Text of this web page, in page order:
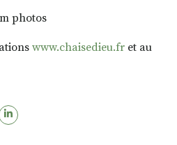
photos
www.chaisedieu.fr et au